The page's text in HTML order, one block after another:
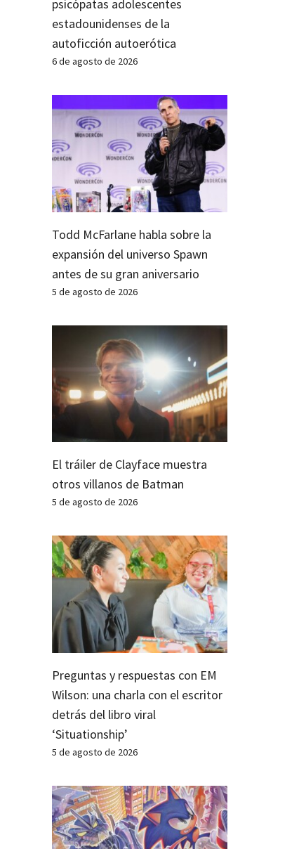
psicópatas adolescentes
estadounidenses de la
autoficción autoerótica
6 de agosto de 2026
Todd McFarlane habla sobre la
expansión del universo Spawn
antes de su gran aniversario
5 de agosto de 2026
El tráiler de Clayface muestra
otros villanos de Batman
5 de agosto de 2026
Preguntas y respuestas con EM
Wilson: una charla con el escritor
detrás del libro viral
‘Situationship’
5 de agosto de 2026